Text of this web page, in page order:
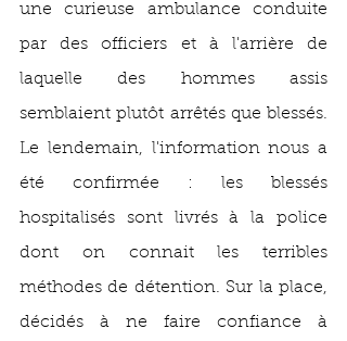
une curieuse ambulance conduite
par des officiers et à l'arrière de
laquelle des hommes assis
semblaient plutôt arrêtés que blessés.
Le lendemain, l'information nous a
été confirmée : les blessés
hospitalisés sont livrés à la police
dont on connait les terribles
méthodes de détention. Sur la place,
décidés à ne faire confiance à